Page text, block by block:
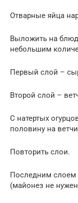
Отварные яйца
Выложить на
небольшим
Первый слой –
Второй слой –
С натертых
половину на
Повторить слои.
Последним слоем
(майонез не